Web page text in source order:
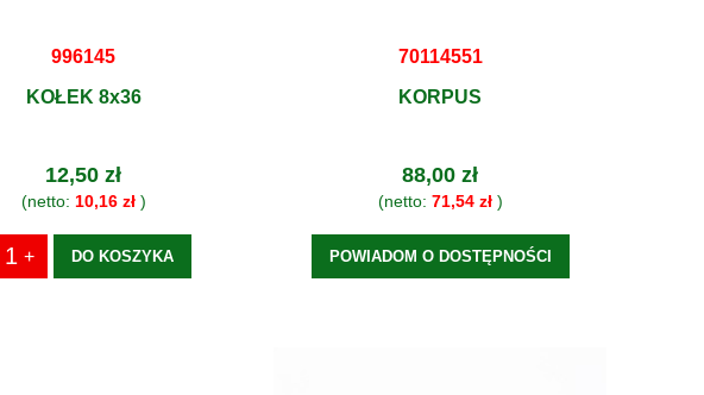
996145
KOŁEK 8x36
12,50 zł
(netto: 10,16 zł)
DO KOSZYKA
70114551
KORPUS
88,00 zł
(netto: 71,54 zł)
POWIADOM O DOSTĘPNOŚCI